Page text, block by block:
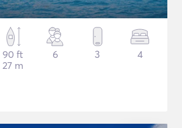
90 ft
27 m
6 3 4